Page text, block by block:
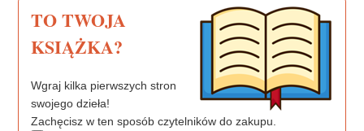
TO TWOJA
KSIĄŻKA?
Wgraj kilka pierwszych stron
swojego dzieła!
Zachęcisz w ten sposób czytelników do zakupu.